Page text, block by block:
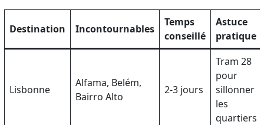
Destination Incontournables
Temps
conseillé
Astuce
pratique
Lisbonne
Alfama, Belém,
Bairro Alto
2-3 jours
Tram 28
pour
sillonner
les
quartiers